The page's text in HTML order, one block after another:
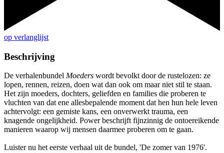
op verlanglijst
Beschrijving
De verhalenbundel Moeders wordt bevolkt door de rustelozen: ze
lopen, rennen, reizen, doen wat dan ook om maar niet stil te staan.
Het zijn moeders, dochters, geliefden en families die proberen te
vluchten van dat ene allesbepalende moment dat hen hun hele leven
achtervolgt: een gemiste kans, een onverwerkt trauma, een
knagende ongelijkheid. Power beschrijft fijnzinnig de ontoereikende
manieren waarop wij mensen daarmee proberen om te gaan.
Luister nu het eerste verhaal uit de bundel, 'De zomer van 1976'.